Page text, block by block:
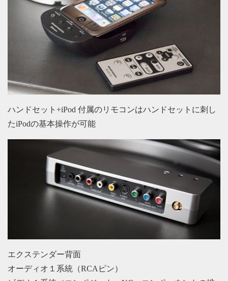
ハンドセット+iPod 付属のリモコンはハンドセットに刺し
たiPodの基本操作が可能
エクステンダー背面
オーディオ１系統（RCAピン）